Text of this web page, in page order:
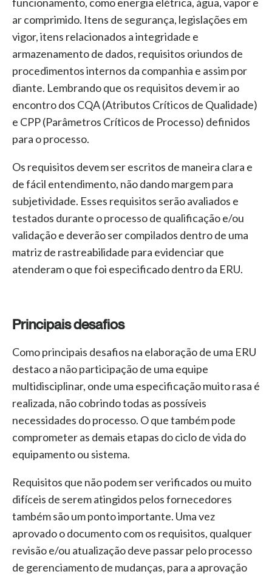
ar comprimido. Itens de segurança, legislações em
vigor, itens relacionados a integridade e
armazenamento de dados, requisitos oriundos de
procedimentos internos da companhia e assim por
diante. Lembrando que os requisitos devem ir ao
encontro dos CQA (Atributos Críticos de Qualidade)
e CPP (Parâmetros Críticos de Processo) definidos
para o processo.
Os requisitos devem ser escritos de maneira clara e
de fácil entendimento, não dando margem para
subjetividade. Esses requisitos serão avaliados e
testados durante o processo de qualificação e/ou
validação e deverão ser compilados dentro de uma
matriz de rastreabilidade para evidenciar que
atenderam o que foi especificado dentro da ERU.
Principais desafios
Como principais desafios na elaboração de uma ERU
destaco a não participação de uma equipe
multidisciplinar, onde uma especificação muito rasa é
realizada, não cobrindo todas as possíveis
necessidades do processo. O que também pode
comprometer as demais etapas do ciclo de vida do
equipamento ou sistema.
Requisitos que não podem ser verificados ou muito
difíceis de serem atingidos pelos fornecedores
também são um ponto importante. Uma vez
aprovado o documento com os requisitos, qualquer
revisão e/ou atualização deve passar pelo processo
de gerenciamento de mudanças, para a aprovação